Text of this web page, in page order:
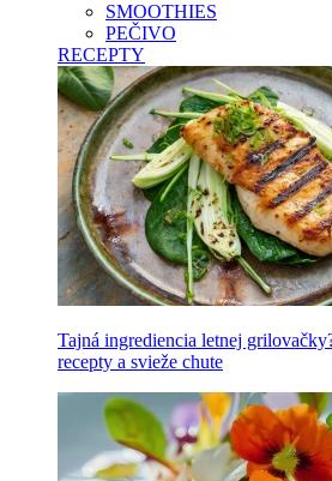
SMOOTHIES
PEČIVO
RECEPTY
Tajná ingrediencia letnej
recepty a svieže chute